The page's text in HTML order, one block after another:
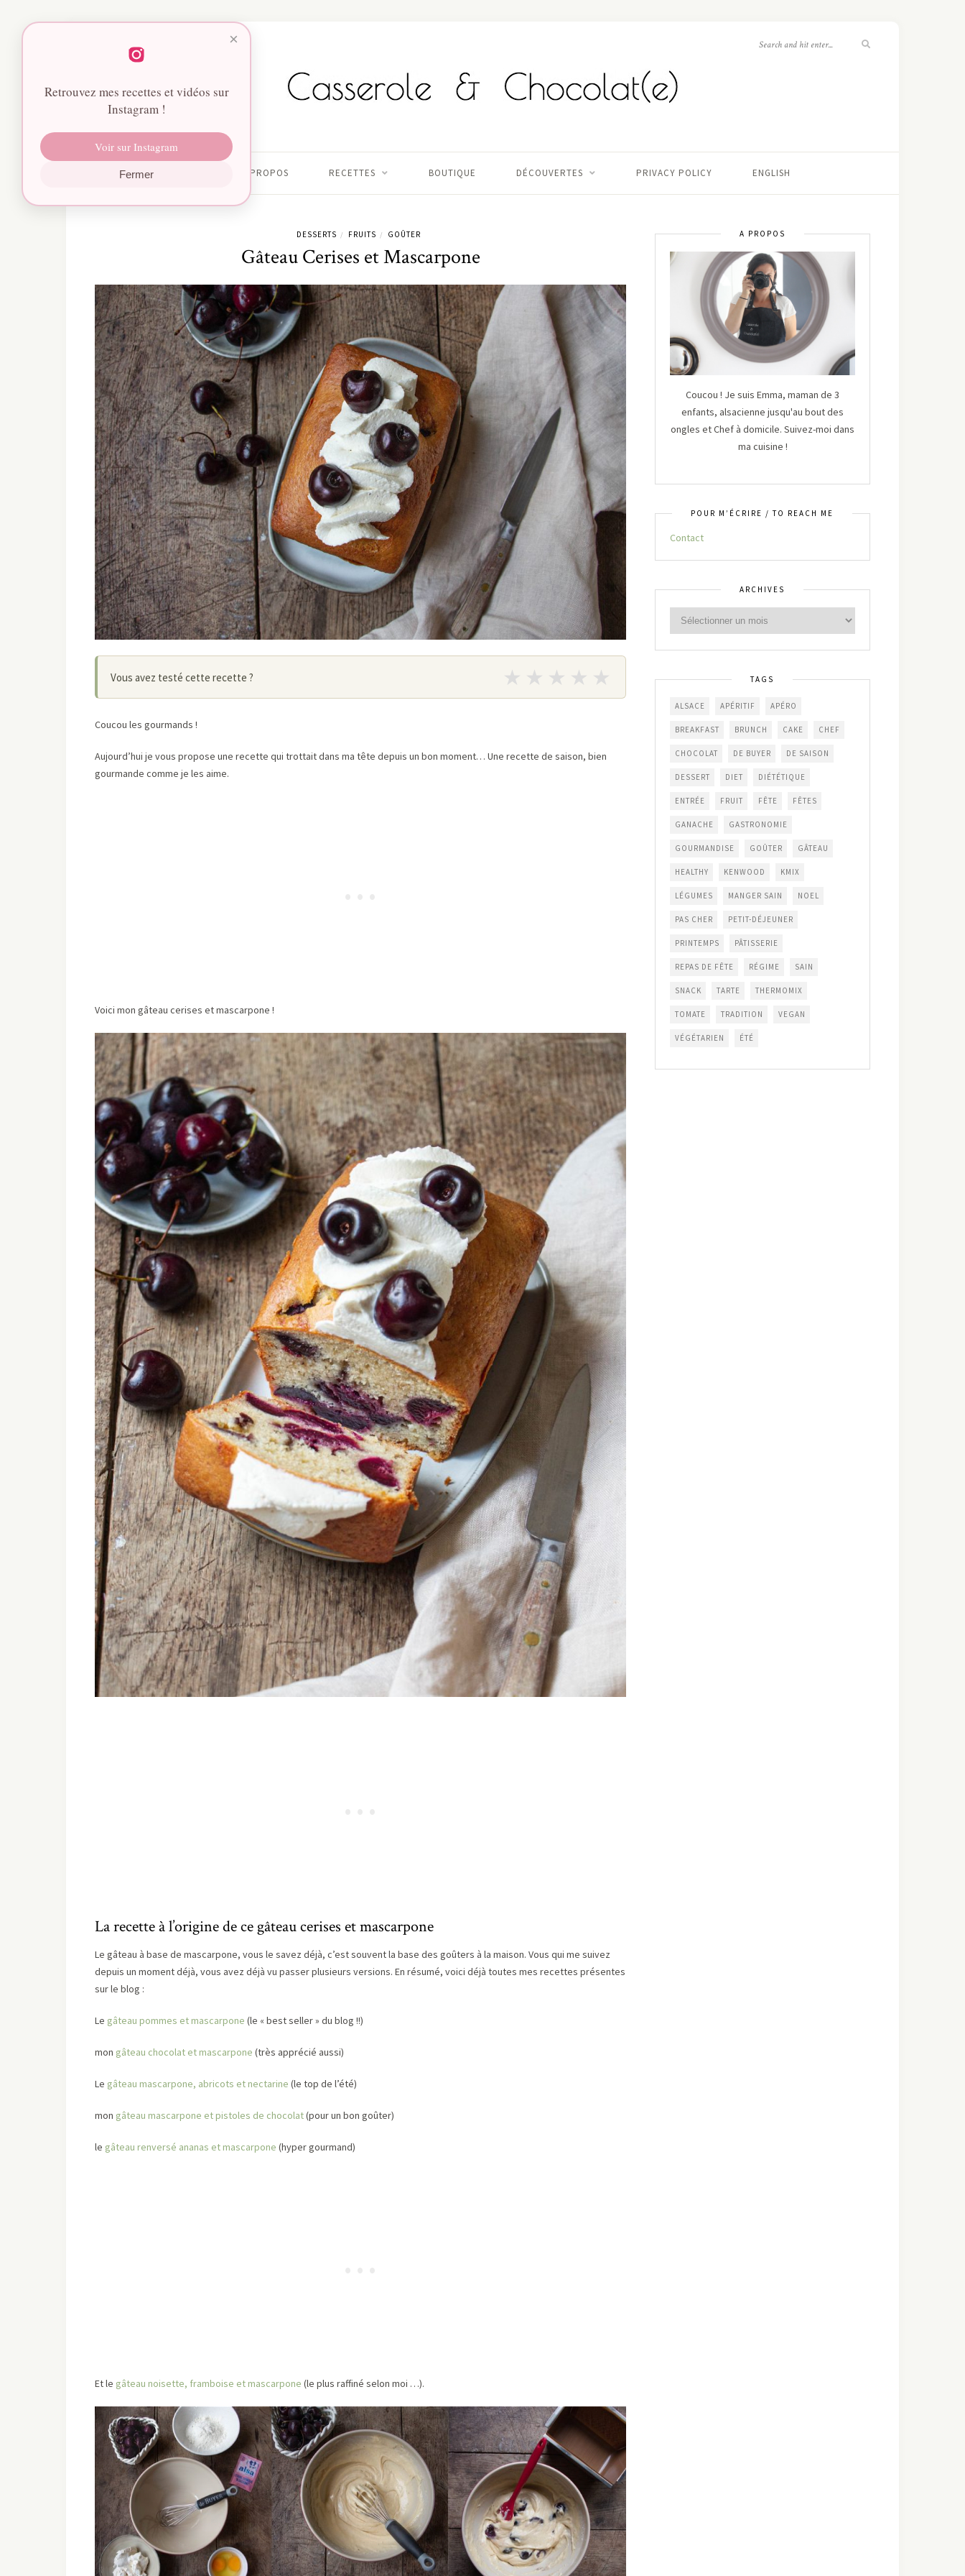
À PROPOS RECETTES BOUTIQUE DÉCOUVERTES PRIVACY POLICY ENGLISH
DESSERTS / FRUITS / GOÛTER
Gâteau Cerises et Mascarpone
Vous avez testé cette recette ? ★ ★ ★ ★ ★
Coucou les gourmands !
Aujourd’hui je vous propose une recette qui trottait dans ma tête depuis un bon moment… Une recette de saison, bien
gourmande comme je les aime.
Voici mon gâteau cerises et mascarpone !
La recette à l’origine de ce gâteau cerises et mascarpone
Le gâteau à base de mascarpone, vous le savez déjà, c’est souvent la base des goûters à la maison. Vous qui me suivez
depuis un moment déjà, vous avez déjà vu passer plusieurs versions. En résumé, voici déjà toutes mes recettes présentes
sur le blog :
Le gâteau pommes et mascarpone (le « best seller » du blog !!)
mon gâteau chocolat et mascarpone (très apprécié aussi)
Le gâteau mascarpone, abricots et nectarine (le top de l’été)
mon gâteau mascarpone et pistoles de chocolat(pour un bon goûter)
le gâteau renversé ananas et mascarpone (hyper gourmand)
Et le gâteau noisette, framboise et mascarpone (le plus raffiné selon moi …).
A PROPOS
Coucou ! Je suis Emma, maman de 3
enfants, alsacienne jusqu'au bout des
ongles et Chef à domicile. Suivez-moi dans
ma cuisine !
POUR M’ÉCRIRE / TO REACH ME
Contact
ARCHIVES
TAGS
ALSACE APÉRITIF APÉRO
BREAKFAST BRUNCH CAKE CHEF
CHOCOLAT DE BUYER DE SAISON
DESSERT DIET DIÉTÉTIQUE
ENTRÉE FRUIT FÊTE FÊTES
GANACHE GASTRONOMIE
GOURMANDISE GOÛTER GÂTEAU
HEALTHY KENWOOD KMIX
LÉGUMES MANGER SAIN NOEL
PAS CHER PETIT-DÉJEUNER
PRINTEMPS PÂTISSERIE
REPAS DE FÊTE RÉGIME SAIN
SNACK TARTE THERMOMIX
TOMATE TRADITION VEGAN
VÉGÉTARIEN ÉTÉ
×
Retrouvez mes recettes et vidéos sur
Instagram !
Voir sur Instagram
Fermer